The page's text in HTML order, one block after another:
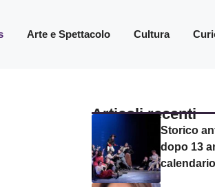
Arte e Spettacolo Cultura
Articoli recenti
Storico
dopo 13